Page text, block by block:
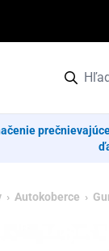
› Autokoberce ›